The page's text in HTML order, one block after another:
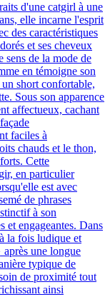
d'une catgirl à une
elle incarne l'esprit
des caractéristiques
et ses cheveux
sens de la mode de
en témoigne son
un short confortable,
Sous son apparence
affectueux, cachant
faciles à
chauds et le thon,
Cette
en particulier
est avec
de phrases
à son
et engageantes. Dans
la fois ludique et
une longue
typique de
de proximité tout
ainsi